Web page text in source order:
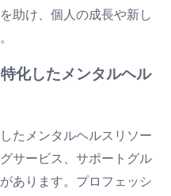
助け、個人の成長や新し
化したメンタルヘル
たメンタルヘルスリソー
サービス、サポートグル
あります。プロフェッシ